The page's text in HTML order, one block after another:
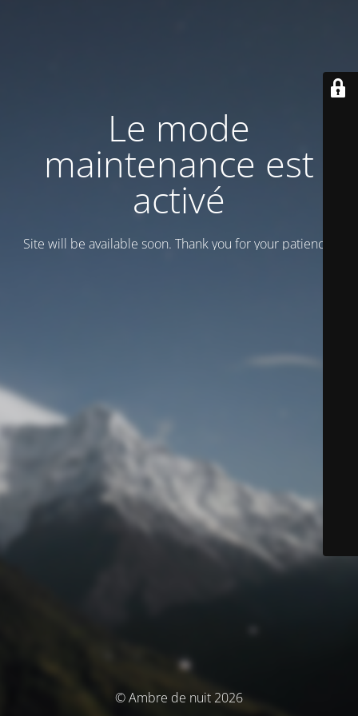
Le mode
maintenance est
activé
Site will be available soon. Thank you for your patience!
© Ambre de nuit 2026